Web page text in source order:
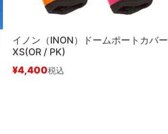
イノン（INON）ドームポートカバー
XS(OR / PK)
¥4,400税込